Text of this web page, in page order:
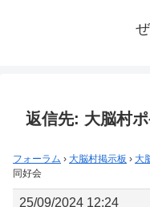
返信先: 大脳村
フォーラム › 大脳村掲示板 › 大
同好会
25/09/2024 12:24